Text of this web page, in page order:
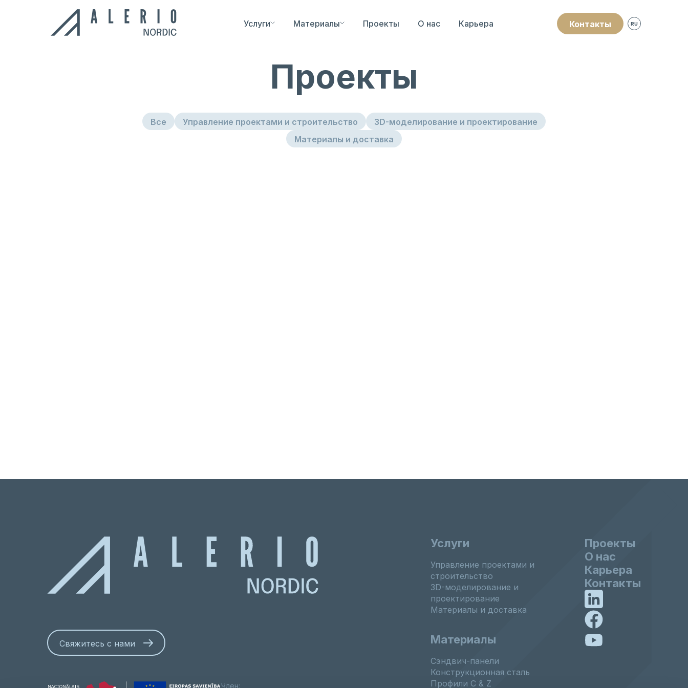
Услуги Материалы Проекты О нас Карьера Контакты RU
Проекты
Все Управление проектами и строительство
3D-моделирование и проектирование
Материалы и доставка
Свяжитесь с нами
Член:
Услуги
Управление проектами и
строительство
3D-моделирование и
проектирование
Материалы и доставка
Материалы
Сэндвич-панели
Конструкционная сталь
Профили C & Z
Проекты
О нас
Карьера
Контакты